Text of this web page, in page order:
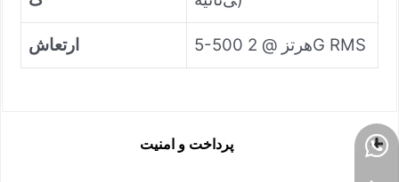
ارتعاش 5-500 هرتز @ 2G RMS
پرداخت و امنیت